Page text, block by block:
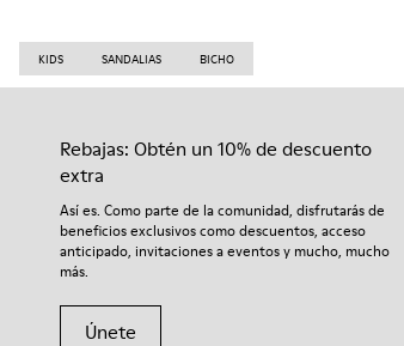
KIDS SANDALIAS BICHO
Rebajas: Obtén un 10% de descuento
extra
Así es. Como parte de la comunidad, disfrutarás de
beneficios exclusivos como descuentos, acceso
anticipado, invitaciones a eventos y mucho, mucho
más.
Únete